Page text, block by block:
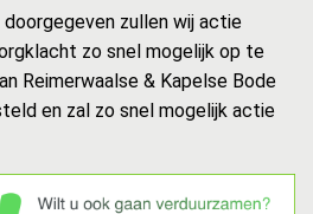
zullen wij actie
zo snel mogelijk op te
Reimerwaalse & Kapelse Bode
en zal zo snel mogelijk actie